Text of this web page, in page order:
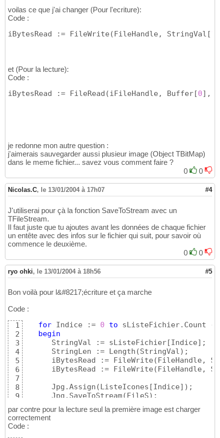
40
41
42
43
46
47
49
55
56
57
59
60
61
62
63
64
65
66
  StringLen:
Integer;
  StringVal:
begin
try
      FileSeek
      iBytesRead := FileRead
      Buffer :=
PChar( AllocMem StringLen +
begin
         iBytesRead := FileRead
(
         Buffer :=
PChar(AllocMem(
         sListeFichier.Add
(Buffer);
end;
finally
      FileClose
(iFileHandle) ;
      FreeMem
(Buffer);
end
end;
voilas ce que j'ai changer (Pour l'ecriture):
Code :
iBytesRead := FileWrite ( FileHandle, StringVal [1
et (Pour la lecture):
Code :
iBytesRead := FileRead (iFileHandle, Buffer [0] ,
je redonne mon autre question :
j'aimerais sauvegarder aussi plusieur image (Object TBitMap)
dans le meme fichier... savez vous comment faire ?
0
0
Nicolas.C, le 13/01/2004 à 17h07 #4
J'utiliserai pour çà la fonction SaveToStream avec un
TFileStream.
Il faut juste que tu ajoutes avant les données de chaque fichier
un entête avec des infos sur le fichier qui suit, pour savoir où
commence le deuxième.
0
0
ryo ohki, le 13/01/2004 à 18h56 #5
Bon voilà pour l&#8217;écriture et ça marche
Code :
1
2
3
4
5
6
7
8
9
for Indice := 0 to sListeFichier.Count -
begin
      StringVal := sListeFichier
[Indice] ;
      StringLen := Length
(StringVal) ;
      iBytesRead := FileWrite
( FileHandle,
      iBytesRead := FileWrite
( FileHandle,
      Jpg.Assign
( ListeIcones [Indice] ) ;
      Jpg.SaveToStream
(FileS) ;
par contre pour la lecture seul la première image est charger
correctement
Code :